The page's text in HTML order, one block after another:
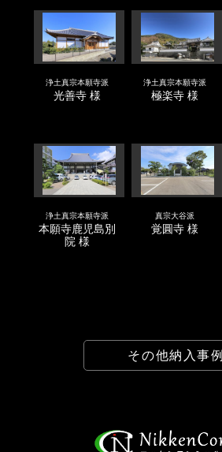
浄土真宗本願寺派
光善寺 様
浄土真宗本願寺派
極楽寺 様
浄土真宗本願寺派
本願寺鹿児島別
院 様
真宗大谷派
覚圓寺 様
その他納入事例